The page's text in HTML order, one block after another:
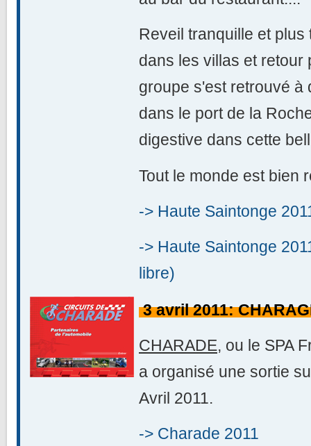
Reveil tranquille et
dans les villas et retour
groupe s'est retrouvé à
dans le port de la
digestive dans cette
Tout le monde est bien
-> Haute Saintonge
-> Haute Saintonge
libre)
3 avril 2011:
CHARADE, ou le SPA
a organisé une sortie
Avril 2011.
-> Charade 2011